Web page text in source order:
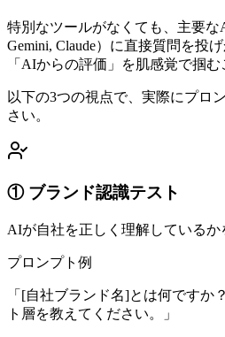
特別なツールがなくても、主要な
Gemini, Claude）に直接質問を投
「AIからの評価」を肌感覚で掴む
以下の3つの視点で、実際にプロ
さい。
① ブランド認識テスト
AIが自社を正しく理解しているか
プロンプト例
「[自社ブランド名]とは何ですか
ト層を教えてください。」